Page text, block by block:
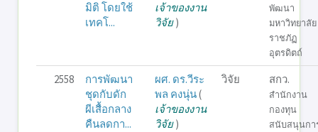
มิติ โดยใช้
เทคโ...
เจ้าของงาน
วิจัย)
พัฒนา
มหาวิทยาลัย
ราชภัฏ
อุตรดิตถ์
2558
การพัฒนา
ชุดกับดัก
ผีเสื้อกลาง
คืนลดกา...
ผศ. ดร.วีระ
พล คงนุ่น(
เจ้าของงาน
วิจัย)
วิจัย สกว.
สำนักงาน
กองทุน
สนับสนุนกา